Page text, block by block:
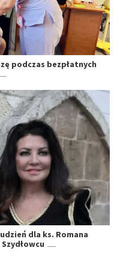
podczas bezpłatnych
dla ks. Romana